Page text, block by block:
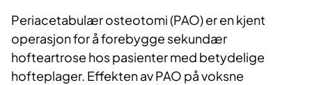
Periacetabulær osteotomi (PAO) er en kjent
operasjon for å forebygge sekundær
hofteartrose hos pasienter med betydelige
hofteplager. Effekten av PAO på voksne